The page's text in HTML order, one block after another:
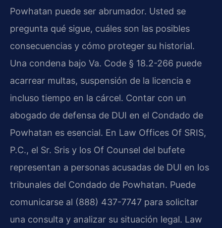
Powhatan puede ser abrumador. Usted se
pregunta qué sigue, cuáles son las posibles
consecuencias y cómo proteger su historial.
Una condena bajo Va. Code § 18.2-266 puede
acarrear multas, suspensión de la licencia e
incluso tiempo en la cárcel. Contar con un
abogado de defensa de DUI en el Condado de
Powhatan es esencial. En Law Offices Of SRIS,
P.C., el Sr. Sris y los Of Counsel del bufete
representan a personas acusadas de DUI en los
tribunales del Condado de Powhatan. Puede
comunicarse al (888) 437-7747 para solicitar
una consulta y analizar su situación legal. Law